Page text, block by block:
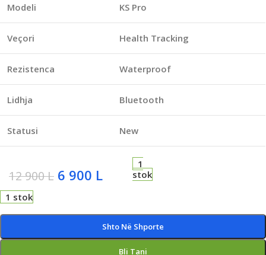
Modeli KS Pro
Veçori Health Tracking
Rezistenca Waterproof
Lidhja Bluetooth
Statusi New
12 900L 6 900 L
1
stok
1 stok
Shto Në Shporte
Bli Tani